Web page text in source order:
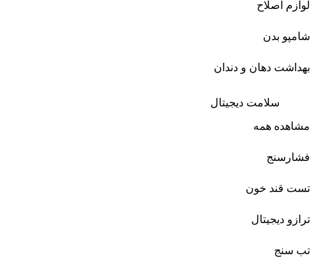
لوازم اصلاح
شامپو بدن
بهداشت دهان و دندان
سلامت دیجیتال
مشاهده همه
فشارسنج
تست قند خون
ترازو دیجیتال
تب سنج